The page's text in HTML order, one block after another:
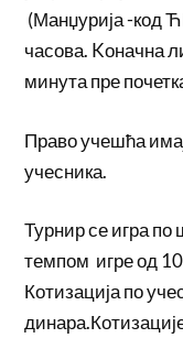
(Манџурија -код
часова. Kоначна
минута пре
Право учешћа
учесника.
Турнир се игра по
темпом игре од
Котизација по